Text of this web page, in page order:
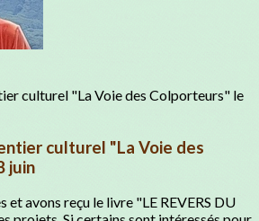
culturel "La Voie des
juin
et avons reçu le livre "LE REVERS DU